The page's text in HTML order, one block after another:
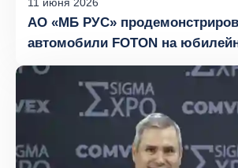
АО «МБ РУС»
автомобили FOTON на
«День Донского поля»